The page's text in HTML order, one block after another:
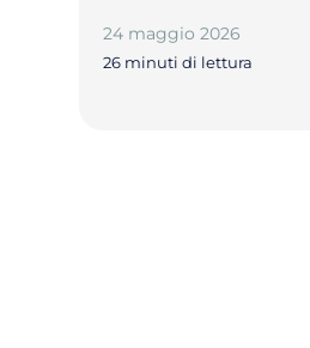
24 maggio 2026
26 minuti di lettura